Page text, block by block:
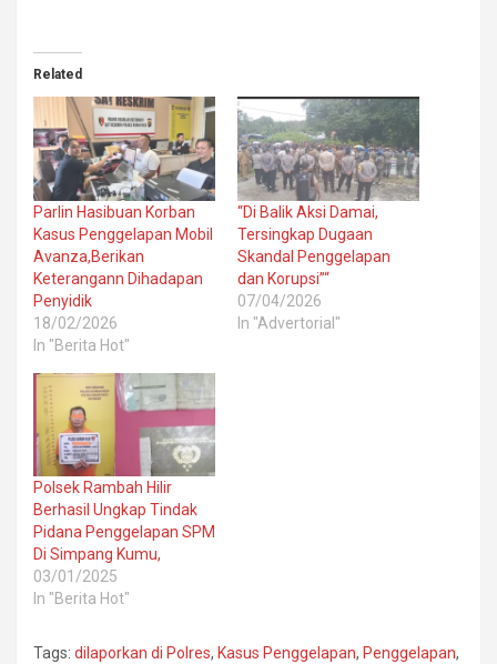
Related
Parlin Hasibuan Korban
Kasus Penggelapan Mobil
Avanza,Berikan
Keterangann Dihadapan
Penyidik
18/02/2026
In "Berita Hot"
“Di Balik Aksi Damai,
Tersingkap Dugaan
Skandal Penggelapan
dan Korupsi”“
07/04/2026
In "Advertorial"
Polsek Rambah Hilir
Berhasil Ungkap Tindak
Pidana Penggelapan SPM
Di Simpang Kumu,
03/01/2025
In "Berita Hot"
Tags: dilaporkan di Polres, Kasus Penggelapan, Penggelapan,